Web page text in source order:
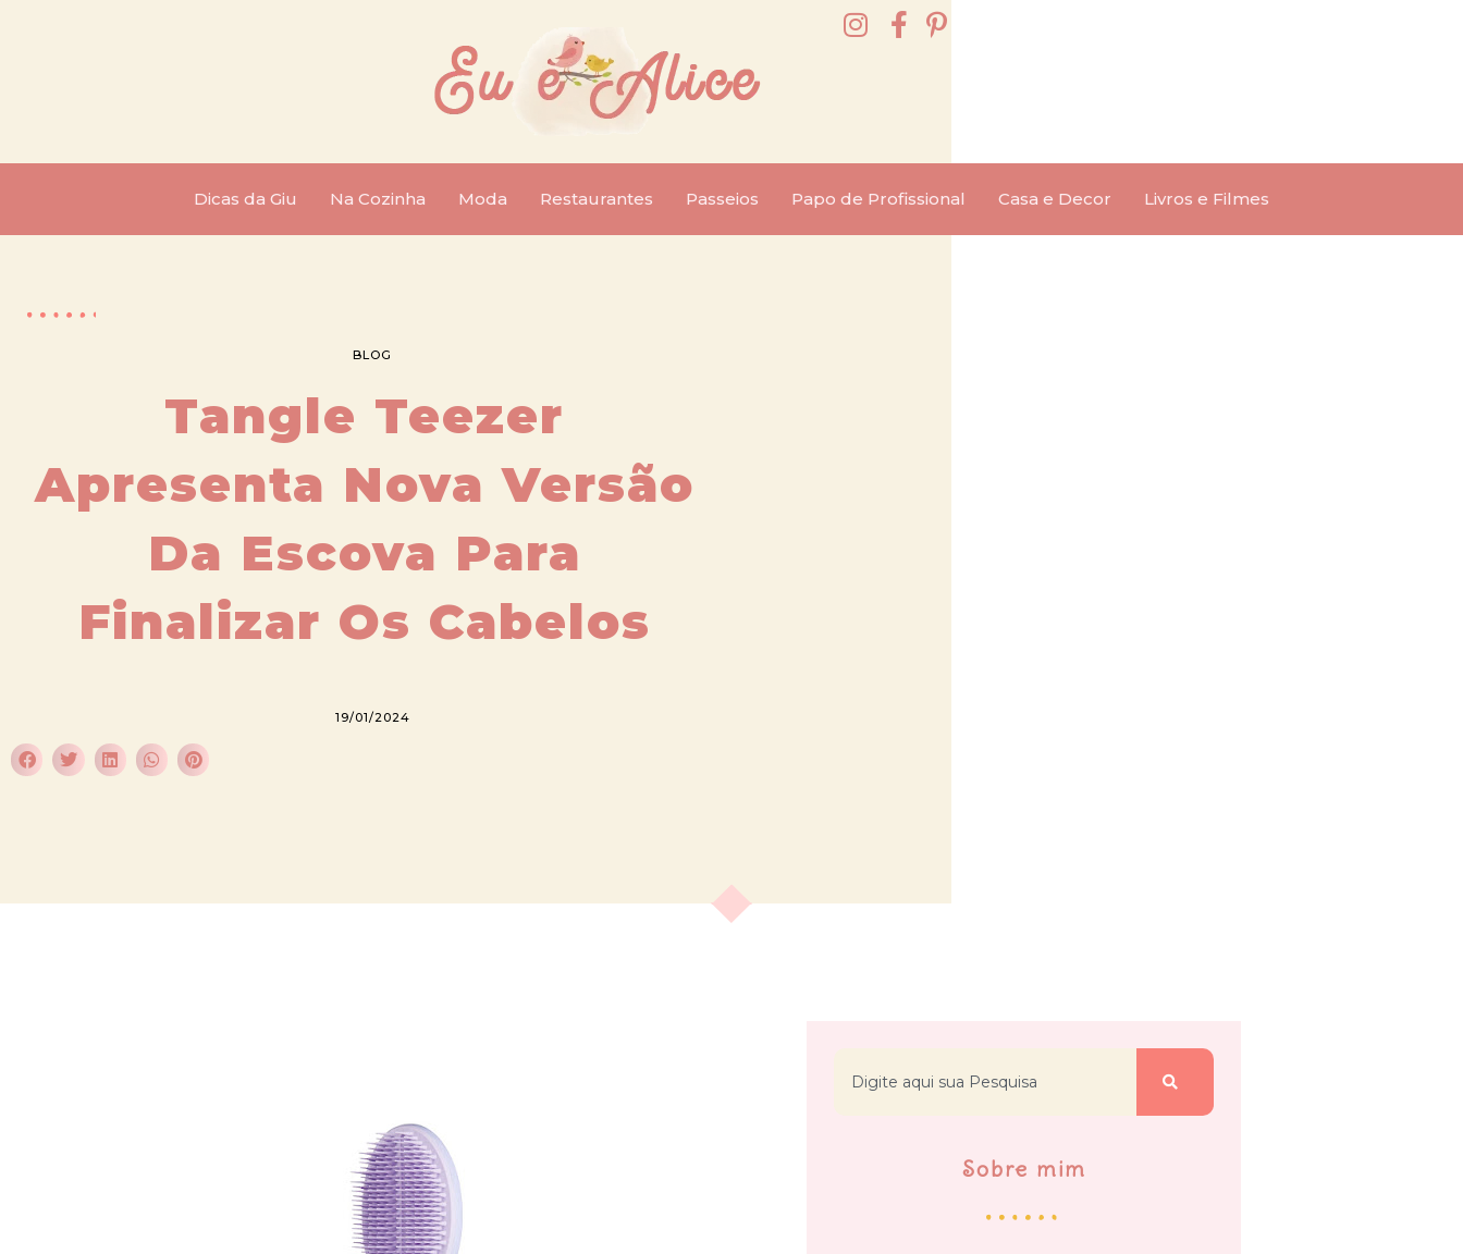
Dicas da Giu Na Cozinha Moda Restaurantes Passeios Papo de Profissional Casa e Decor Livros e Filmes
BLOG
Tangle Teezer
Apresenta Nova Versão
Da Escova Para
Finalizar Os Cabelos
19/01/2024
Sobre mim